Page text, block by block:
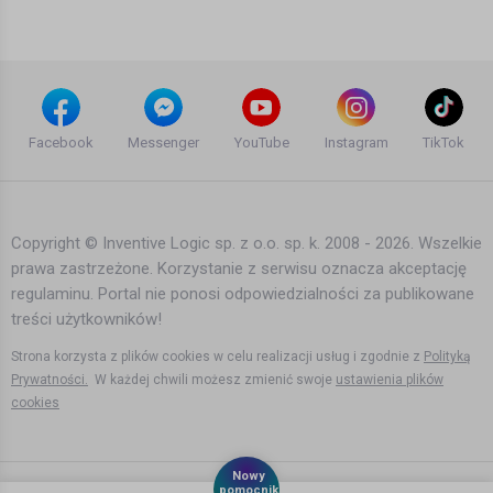
2Pac - Unconditional Love HD
9 lat temu•1,789 wyświetleń
Makoto - Without You (feat. Karina
Ramage)
, Pyton, Hurricane [Official video]
10 lat temu •
Facebook Messenger YouTube Instagram TikTok
Copyright © Inventive Logic sp. z o.o. sp. k. 2008 - 2026. Wszelkie
prawa zastrzeżone. Korzystanie z serwisu oznacza akceptację
regulaminu. Portal nie ponosi odpowiedzialności za publikowane
treści użytkowników!
Strona korzysta z plików cookies w celu realizacji usług i zgodnie z Polityką
Prywatności. W każdej chwili możesz zmienić swoje ustawienia plików
cookies
Nowy
pomocnik